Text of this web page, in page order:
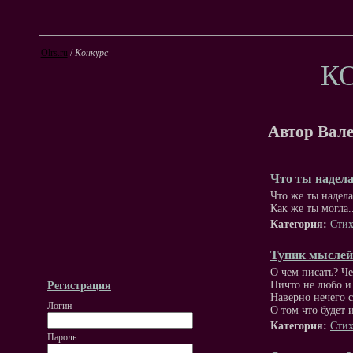
Olrs.ru /Конкурс
Регистрация
Логин
Пароль
Автор
Что ты
Что же ты
Как же ты
Категория:
Тупик мыслей
О чем писать?
Ничто не любо
Наверно нечего
О том что будет
Категория: